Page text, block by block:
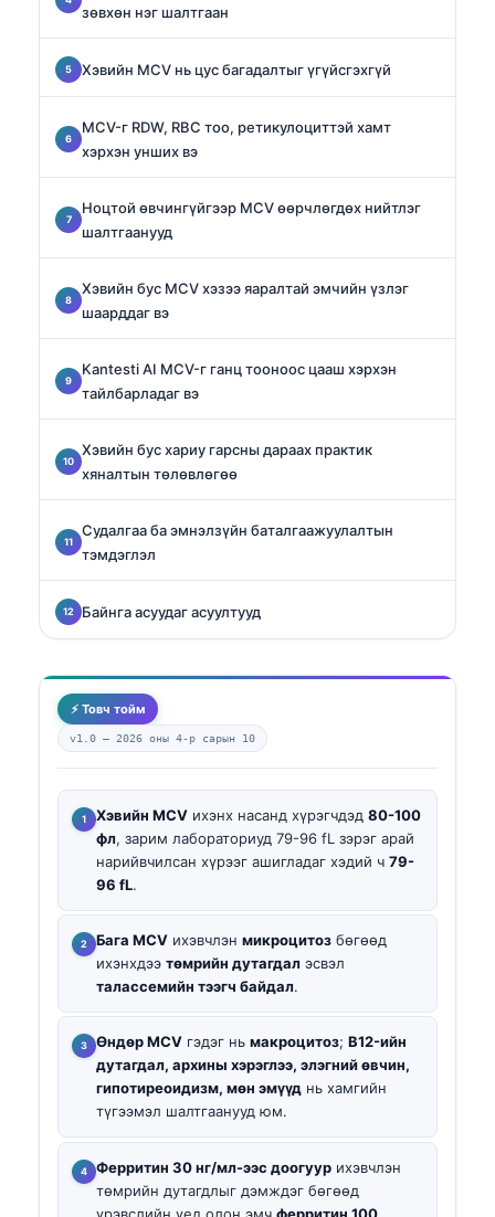
зөвхөн нэг шалтгаан
Хэвийн MCV нь цус багадалтыг үгүйсгэхгүй
MCV-г RDW, RBC тоо, ретикулоциттэй хамт
хэрхэн унших вэ
Ноцтой өвчингүйгээр MCV өөрчлөгдөх нийтлэг
шалтгаанууд
Хэвийн бус MCV хэзээ яаралтай эмчийн үзлэг
шаарддаг вэ
Kantesti AI MCV-г ганц тооноос цааш хэрхэн
тайлбарладаг вэ
Хэвийн бус хариу гарсны дараах практик
хяналтын төлөвлөгөө
Судалгаа ба эмнэлзүйн баталгаажуулалтын
тэмдэглэл
Байнга асуудаг асуултууд
⚡ Товч тойм
v1.0 — 2026 оны 4-р сарын 10
Хэвийн MCV ихэнх насанд хүрэгчдэд 80-100
фл, зарим лабораториуд 79-96 fL зэрэг арай
нарийвчилсан хүрээг ашигладаг хэдий ч 79-
96 fL.
Бага MCV ихэвчлэн микроцитоз бөгөөд
ихэнхдээ төмрийн дутагдал эсвэл
талассемийн тээгч байдал.
Өндөр MCV гэдэг нь макроцитоз; B12-ийн
дутагдал, архины хэрэглээ, элэгний өвчин,
гипотиреоидизм, мөн эмүүд нь хамгийн
түгээмэл шалтгаанууд юм.
Ферритин 30 нг/мл-ээс доогуур ихэвчлэн
төмрийн дутагдлыг дэмждэг бөгөөд
үрэвслийн үед олон эмч ферритин 100